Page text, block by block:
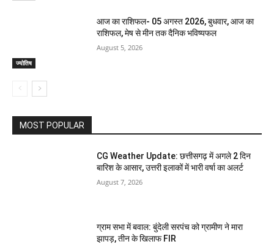
ज्योतिष
आज का राशिफल- 05 अगस्त 2026, बुधवार, आज का
राशिफल, मेष से मीन तक दैनिक भविष्यफल
August 5, 2026
MOST POPULAR
CG Weather Update: छत्तीसगढ़ में अगले 2 दिन
बारिश के आसार, उत्तरी इलाकों में भारी वर्षा का अलर्ट
August 7, 2026
ग्राम सभा में बवाल: बुंदेली सरपंच को ग्रामीण ने मारा
झापड़, तीन के खिलाफ FIR